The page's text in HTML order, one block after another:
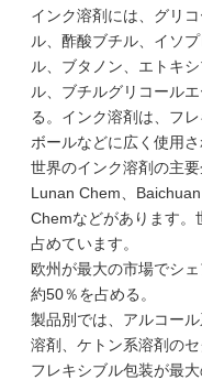
インク溶剤には、グリ
ル、酢酸ブチル、イソ
ル、ブタノン、エトキ
ル、ブチルグリコール
る。インク溶剤は、フ
ボールなどに広く使用さ
世界のインク溶剤の主
Lunan Chem、
Chemなどがあります。
占めています。
欧州が最大の市場でシ
約50％を占める。
製品別では、アルコー
溶剤、ケトン系溶剤の
フレキシブル包装が最